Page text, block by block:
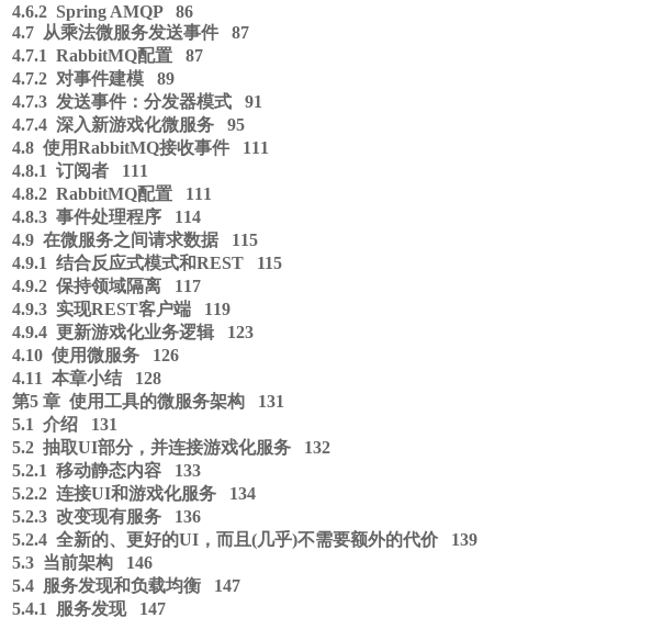
4.6.2 Spring AMQP 86
4.7 从乘法微服务发送事件 87
4.7.1 RabbitMQ配置 87
4.7.2 对事件建模 89
4.7.3 发送事件：分发器模式 91
4.7.4 深入新游戏化微服务 95
4.8 使用RabbitMQ接收事件 111
4.8.1 订阅者 111
4.8.2 RabbitMQ配置 111
4.8.3 事件处理程序 114
4.9 在微服务之间请求数据 115
4.9.1 结合反应式模式和REST 115
4.9.2 保持领域隔离 117
4.9.3 实现REST客户端 119
4.9.4 更新游戏化业务逻辑 123
4.10 使用微服务 126
4.11 本章小结 128
第5 章 使用工具的微服务架构 131
5.1 介绍 131
5.2 抽取UI部分，并连接游戏化服务 132
5.2.1 移动静态内容 133
5.2.2 连接UI和游戏化服务 134
5.2.3 改变现有服务 136
5.2.4 全新的、更好的UI，而且(几乎)不需要额外的代价 139
5.3 当前架构 146
5.4 服务发现和负载均衡 147
5.4.1 服务发现 147